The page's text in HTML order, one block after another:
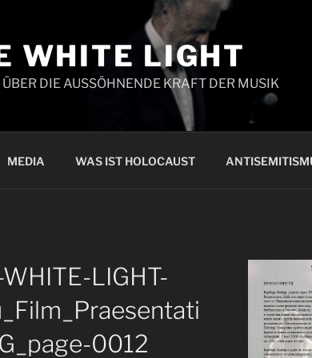
WHITE LIGHT
DIE AUSSÖHNENDE KRAFT DER MUSIK
MEDIA WAS IST HOLOCAUST
LIGHT-
0012